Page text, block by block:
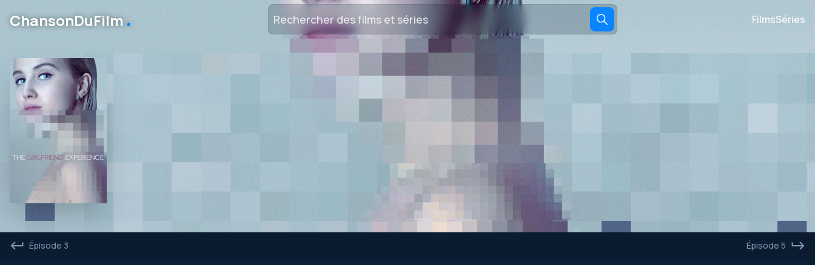
ChansonDuFilm․ FilmsSéries
Épisode 3 Épisode 5